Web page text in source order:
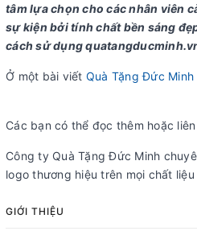
tâm lựa chọn cho các nhân viên
sự kiện bởi tính chất bền sáng
cách sử dụng
Ở một bài viết Quà Tặng Đức Minh
Các bạn có thể đọc thêm hoặc
Công ty Quà Tặng Đức Minh
logo thương hiệu trên mọi chất liệu
GIỚI THIỆU